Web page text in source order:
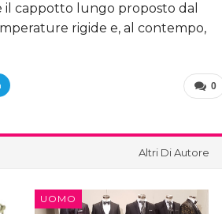
il cappotto lungo proposto dal
rigide e, al contempo,
0
Altri Di Autore
UOMO